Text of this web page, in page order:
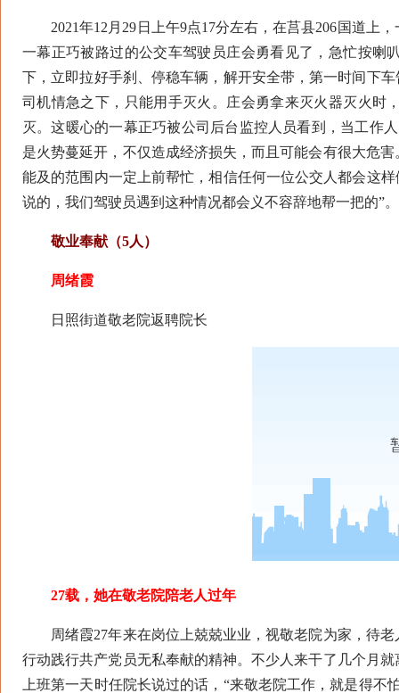
2021年12月29日上午9点17分左右，在莒县206国道上
一幕正巧被路过的公交车驾驶员庄会勇看见了，急忙按喇
下，立即拉好手刹、停稳车辆，解开安全带，第一时间下
司机情急之下，只能用手灭火。庄会勇拿来灭火器灭火时
灭。这暖心的一幕正巧被公司后台监控人员看到，当工作
是火势蔓延开，不仅造成经济损失，而且可能会有很大危
能及的范围内一定上前帮忙，相信任何一位公交人都会这
说的，我们驾驶员遇到这种情况都会义不容辞地帮一把的”。
敬业奉献（5人）
周绪霞
日照街道敬老院返聘院长
27载，她在敬老院陪老人过年
周绪霞27年来在岗位上兢兢业业，视敬老院为家，待老
行动践行共产党员无私奉献的精神。不少人来干了几个月
上班第一天时任院长说过的话，“来敬老院工作，就是得